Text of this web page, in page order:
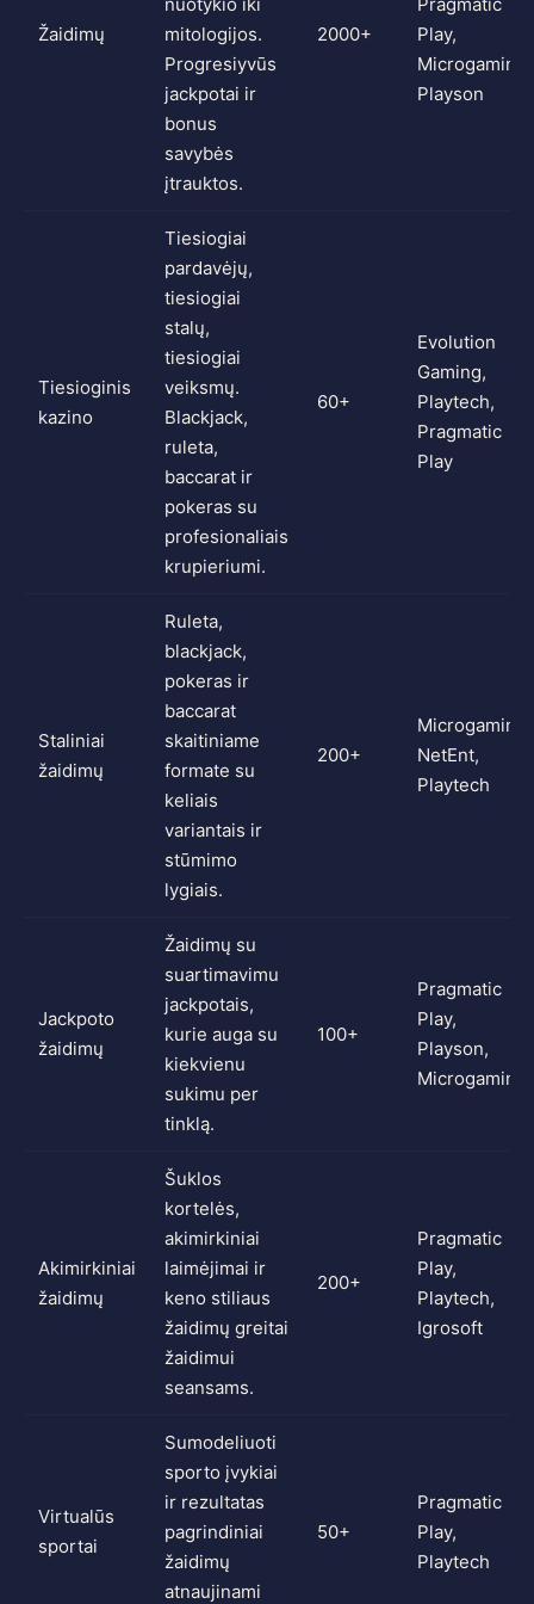
Žaidimų
mitologijos.
Progresiyvūs
jackpotai ir
bonus
savybės
įtrauktos.
2000+
Play,
Microgaming,
Playson
Tiesioginis
kazino
Tiesiogiai
pardavėjų,
tiesiogiai
stalų,
tiesiogiai
veiksmų.
Blackjack,
ruleta,
baccarat ir
pokeras su
profesionaliais
krupieriumi.
60+
Evolution
Gaming,
Playtech,
Pragmatic
Play
Staliniai
žaidimų
Ruleta,
blackjack,
pokeras ir
baccarat
skaitiniame
formate su
keliais
variantais ir
stūmimo
lygiais.
200+
Microgaming,
NetEnt,
Playtech
Jackpoto
žaidimų
Žaidimų su
suartimavimu
jackpotais,
kurie auga su
kiekvienu
sukimu per
tinklą.
100+
Pragmatic
Play,
Playson,
Microgaming
Akimirkiniai
žaidimų
Šuklos
kortelės,
akimirkiniai
laimėjimai ir
keno stiliaus
žaidimų greitai
žaidimui
seansams.
200+
Pragmatic
Play,
Playtech,
Igrosoft
Virtualūs
sportai
Sumodeliuoti
sporto įvykiai
ir rezultatas
pagrindiniai
žaidimų
atnaujinami
50+
Pragmatic
Play,
Playtech